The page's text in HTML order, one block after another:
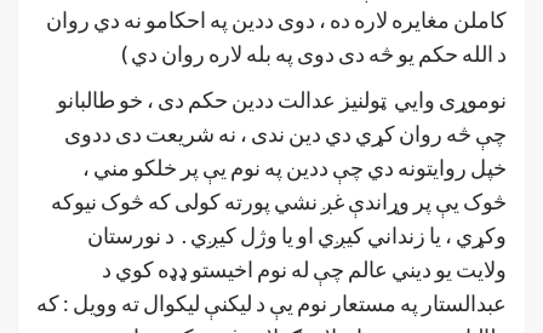
کاملن مغايره لاره ده ، دوی ددين په احکامو نه دي روان
د الله حکم يو څه دی دوی په بله لاره روان دي )
نوموړی وايي ټولنيز عدالت ددين حکم دی ، خو طالبانو
چې څه روان کړي دي دين ندی ، نه شريعت دی ددوی
خپل روايتونه دي چې ددین په نوم یې پر خلکو مني ،
څوک یې پر وړاندې غږ نشي پورته کولی که څوک نيوکه
وکړي ، يا زنداني کیږي او يا وژل کيږي . د نورستان
ولايت يو ديني عالم چې له نوم اخیستو ډډه کوي د
عبدالستار په مستعار نوم یې د ليکنې ليکوال ته وويل : که